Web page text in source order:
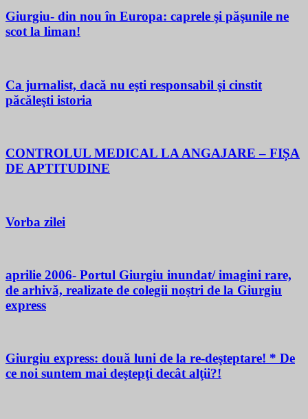
Giurgiu- din nou în Europa: caprele şi păşunile ne
scot la liman!
Ca jurnalist, dacă nu eşti responsabil şi cinstit
păcăleşti istoria
CONTROLUL MEDICAL LA ANGAJARE – FIȘA
DE APTITUDINE
Vorba zilei
aprilie 2006- Portul Giurgiu inundat/ imagini rare,
de arhivă, realizate de colegii noştri de la Giurgiu
express
Giurgiu express: două luni de la re-deşteptare! * De
ce noi suntem mai deştepţi decât alţii?!